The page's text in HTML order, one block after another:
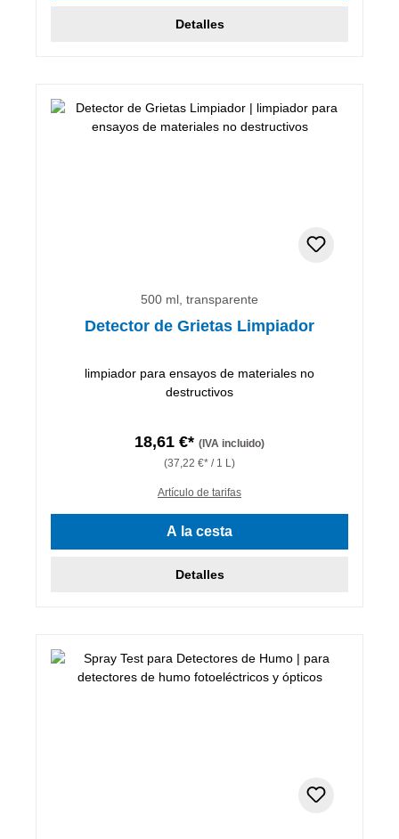
Detalles
500 ml, transparente
Detector de Grietas Limpiador
limpiador para ensayos de materiales no
destructivos
18,61 €* (IVA incluido)
(37,22 €* / 1 L)
Artículo de tarifas
A la cesta
Detalles